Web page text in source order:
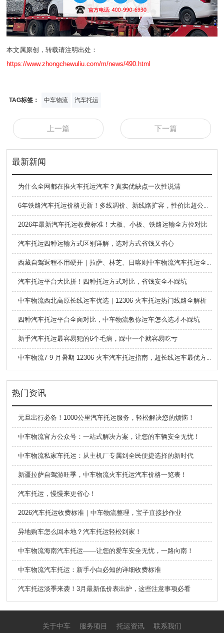
本文属原创，转载请注明出处：
https://www.zhongchewuliu.com/m/news/490.html
TAG标签： 中车物流 汽车托运
上一篇 下一篇
最新新闻
为什么全网都在推火车托运汽车？真实优缺点一次性说清
6年铁路汽车托运价格更新！多线调价、新线路扩容，性价比超公路大板车
2026年最新汽车托运收费标准！大板、小板、铁路运输全方位对比
汽车托运四种运输方式区别详解，选对方式省钱又省心
西藏自驾返程不用硬开｜拉萨、林芝、日喀则中车物流汽车托运全指南
汽车托运平台大比拼！四种托运方式对比，省钱安全不踩坑
中车物流西北高原长线运车优选｜12306 火车托运热门线路全解析
四种汽车托运平台全面对比，中车物流教你运车怎么选才不踩坑
新手汽车托运最容易犯的6个毛病，踩中一个就容易吃亏
中车物流7-9 月暑期 12306 火车汽车托运指南，超长线运车最优方案
热门资讯
元旦出行必备！1000公里汽车托运服务，轻松解决您的烦恼！
中车物流官方公众号：一站式解决方案，让您的车辆安全无忧！
中车物流私家车托运：从主机厂专属到全民便捷选择的新时代
新疆拉萨自驾游旺季，中车物流火车托运汽车价格一览表！
汽车托运，慢慢来更省心！
2026汽车托运收费标准｜中车物流整理，宝子直接抄作业
异地购车怎么回本地？汽车托运轻松到家！
中车物流海南汽车托运——让您的爱车安全无忧，一路向南！
中车物流汽车托运：新手小白必知的详细收费标准
汽车托运淡季来袭！3月最新低价表出炉，这些注意事项必看
关于中车 服务项目 托运资讯 联系我们